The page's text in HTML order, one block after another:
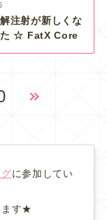
注射が新しくな
た ☆ FatX Core
に参加してい
ます★